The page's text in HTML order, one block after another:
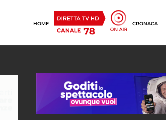
HOME CRONACA